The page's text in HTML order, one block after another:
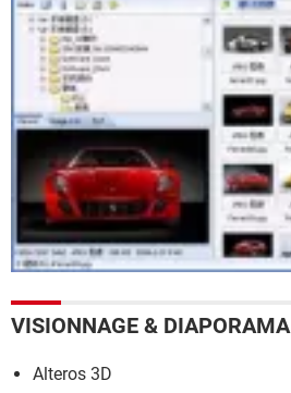
VISIONNAGE & DIAPORAMA
Alteros 3D